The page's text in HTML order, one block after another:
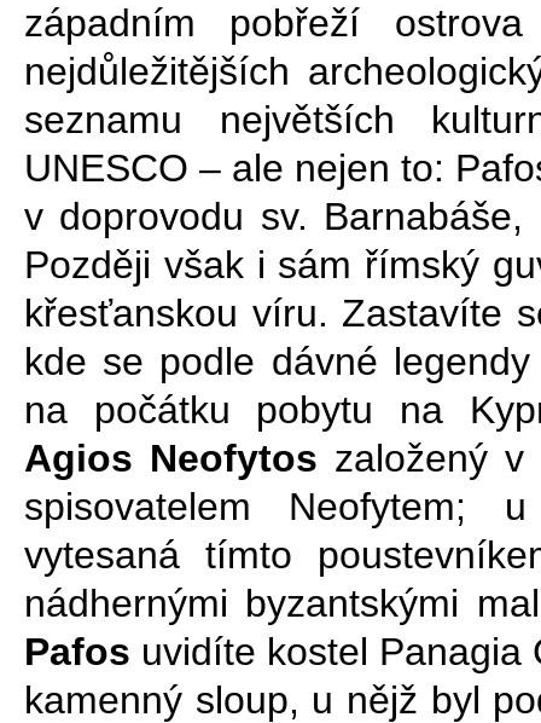
západním pobřeží
nejdůležitějších
seznamu největších
UNESCO – ale nejen to:
v doprovodu sv.
Později však i sám římský
křesťanskou víru. Zastavíte
kde se podle dávné
na počátku pobytu na
Agios Neofytos založený v
spisovatelem Neofytem;
vytesaná tímto
nádhernými byzantskými
Pafos uvidíte kostel Panagia
kamenný sloup, u nějž byl